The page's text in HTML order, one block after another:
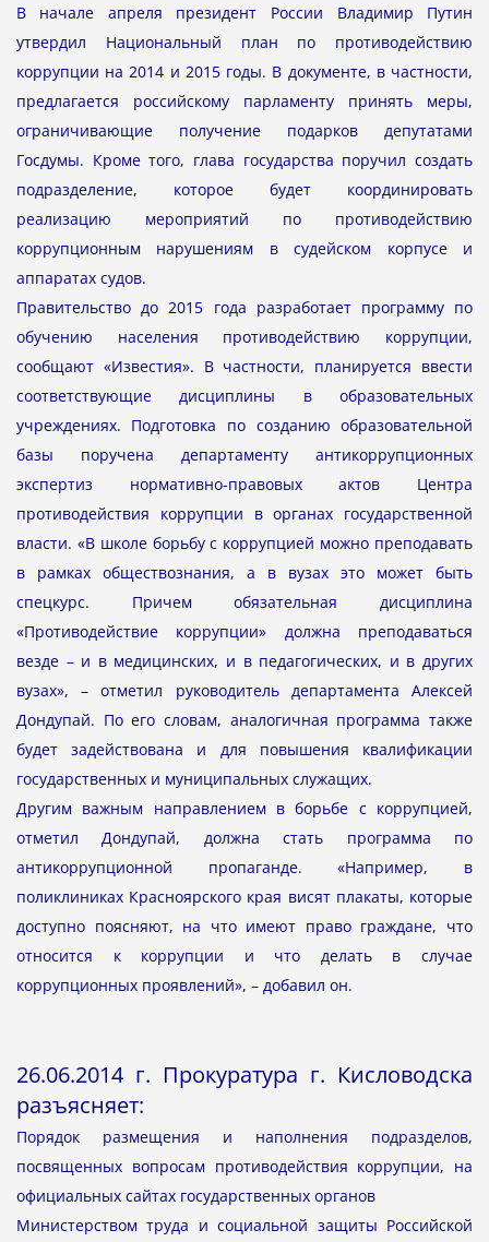
В начале апреля президент России Владимир Путин
утвердил Национальный план по противодействию
коррупции на 2014 и 2015 годы. В документе, в частности,
предлагается российскому парламенту принять меры,
ограничивающие получение подарков депутатами
Госдумы. Кроме того, глава государства поручил создать
подразделение, которое будет координировать
реализацию мероприятий по противодействию
коррупционным нарушениям в судейском корпусе и
аппаратах судов.
Правительство до 2015 года разработает программу по
обучению населения противодействию коррупции,
сообщают «Известия». В частности, планируется ввести
соответствующие дисциплины в образовательных
учреждениях. Подготовка по созданию образовательной
базы поручена департаменту антикоррупционных
экспертиз нормативно-правовых актов Центра
противодействия коррупции в органах государственной
власти. «В школе борьбу с коррупцией можно преподавать
в рамках обществознания, а в вузах это может быть
спецкурс. Причем обязательная дисциплина
«Противодействие коррупции» должна преподаваться
везде – и в медицинских, и в педагогических, и в других
вузах», – отметил руководитель департамента Алексей
Дондупай. По его словам, аналогичная программа также
будет задействована и для повышения квалификации
государственных и муниципальных служащих.
Другим важным направлением в борьбе с коррупцией,
отметил Дондупай, должна стать программа по
антикоррупционной пропаганде. «Например, в
поликлиниках Красноярского края висят плакаты, которые
доступно поясняют, на что имеют право граждане, что
относится к коррупции и что делать в случае
коррупционных проявлений», – добавил он.
26.06.2014 г. Прокуратура г. Кисловодска
разъясняет:
Порядок размещения и наполнения подразделов,
посвященных вопросам противодействия коррупции, на
официальных сайтах государственных органов
Министерством труда и социальной защиты Российской